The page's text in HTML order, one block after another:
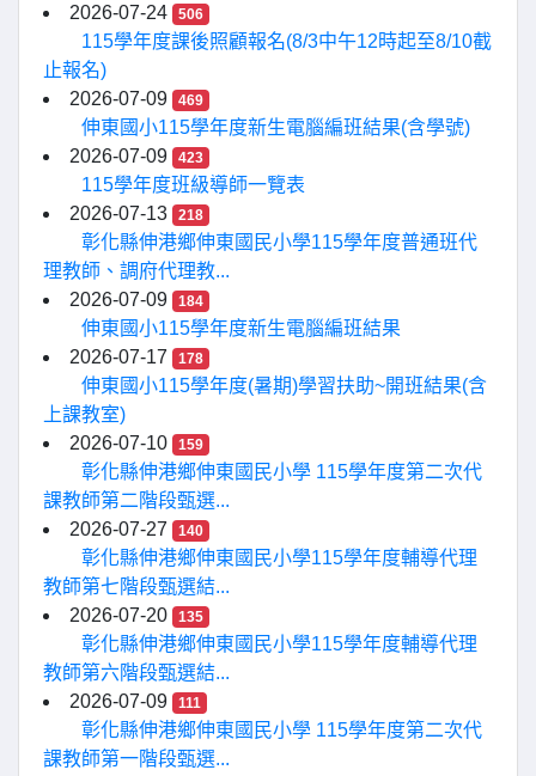
2026-07-24 506
115學年度課後照顧報名(8/3中午12時起至8/10截
止報名)
2026-07-09
469
伸東國小115學年度新生電腦編班結果(含學號)
2026-07-09
423
115學年度班級導師一覽表
2026-07-13
218
彰化縣伸港鄉伸東國民小學115學年度普通班代
理教師、調府代理教...
2026-07-09
184
伸東國小115學年度新生電腦編班結果
2026-07-17
178
伸東國小115學年度(暑期)學習扶助~開班結果(含
上課教室)
2026-07-10
159
彰化縣伸港鄉伸東國民小學 115學年度第二次代
課教師第二階段甄選...
2026-07-27
140
彰化縣伸港鄉伸東國民小學115學年度輔導代理
教師第七階段甄選結...
2026-07-20
135
彰化縣伸港鄉伸東國民小學115學年度輔導代理
教師第六階段甄選結...
2026-07-09
111
彰化縣伸港鄉伸東國民小學 115學年度第二次代
課教師第一階段甄選...